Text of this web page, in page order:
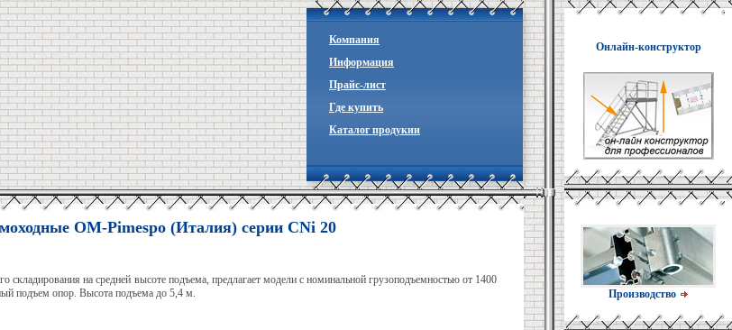
Компания
Информация
Прайc-лист
Где купить
Каталог продукии
OM-Pimespo (Италия) cерии CNi 20
складирования на средней высоте подъема, предлагает модели с номинальной грузоподъемностью от 1400
подъем опор. Высота подъема до 5,4 м.
Онлайн-конструктор
Производство